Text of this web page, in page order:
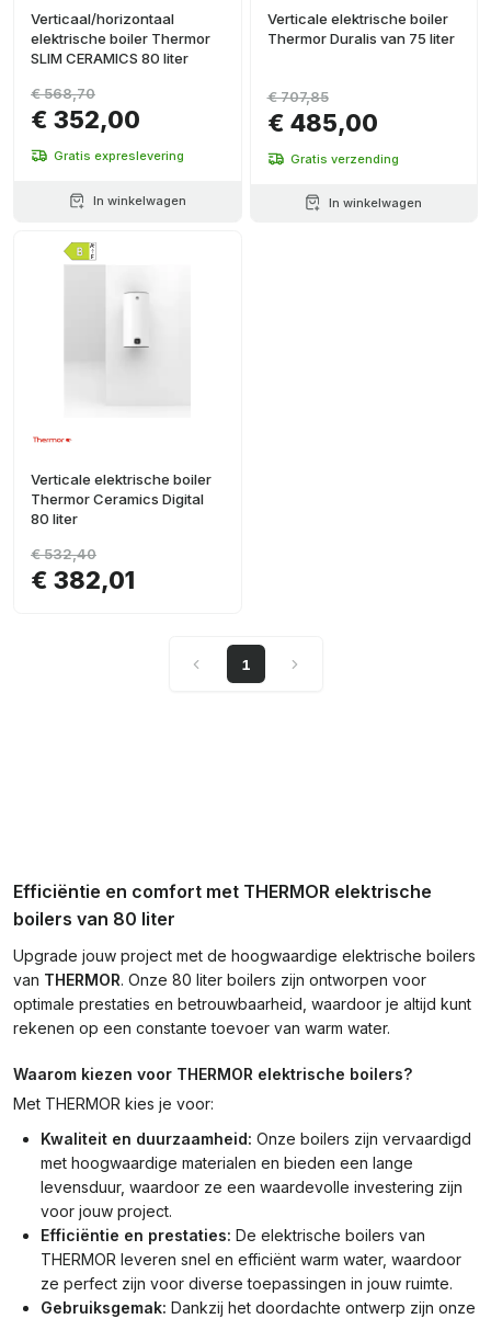
Verticaal/horizontaal
elektrische boiler Thermor
SLIM CERAMICS 80 liter
€ 352,00
€ 568,70
Gratis expreslevering
In winkelwagen
Verticale elektrische boiler
Thermor Duralis van 75 liter
€ 485,00
€ 707,85
Gratis verzending
In winkelwagen
Verticale elektrische boiler
Thermor Ceramics Digital
80 liter
€ 382,01
€ 532,40
1
Efficiëntie en comfort met THERMOR elektrische
boilers van 80 liter
Upgrade jouw project met de hoogwaardige elektrische boilers
van THERMOR. Onze 80 liter boilers zijn ontworpen voor
optimale prestaties en betrouwbaarheid, waardoor je altijd kunt
rekenen op een constante toevoer van warm water.
Waarom kiezen voor THERMOR elektrische boilers?
Met THERMOR kies je voor:
Kwaliteit en duurzaamheid: Onze boilers zijn vervaardigd
met hoogwaardige materialen en bieden een lange
levensduur, waardoor ze een waardevolle investering zijn
voor jouw project.
Efficiëntie en prestaties: De elektrische boilers van
THERMOR leveren snel en efficiënt warm water, waardoor
ze perfect zijn voor diverse toepassingen in jouw ruimte.
Gebruiksgemak: Dankzij het doordachte ontwerp zijn onze